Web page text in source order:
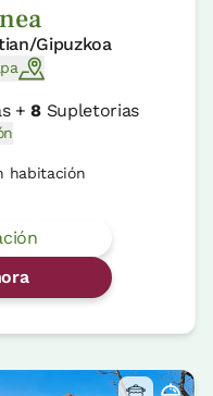
Gipuzkoa
+8Supletorias
habitación